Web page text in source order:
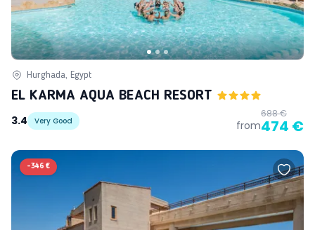
Hurghada, Egypt
EL KARMA AQUA BEACH RESORT
3.4
Very Good from
688 €
474 €
-346 €